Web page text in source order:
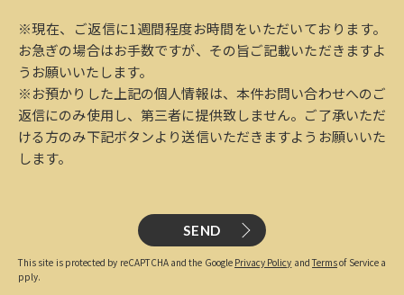
※現在、ご返信に1週間程度お時間をいただいております。
お急ぎの場合はお手数ですが、その旨ご記載いただきますよ
うお願いいたします。
※お預かりした上記の個人情報は、本件お問い合わせへのご
返信にのみ使用し、第三者に提供致しません。ご了承いただ
ける方のみ下記ボタンより送信いただきますようお願いいた
します。
SEND
This site is protected by reCAPTCHA and the Google Privacy Policy andTermsof Service a
pply.